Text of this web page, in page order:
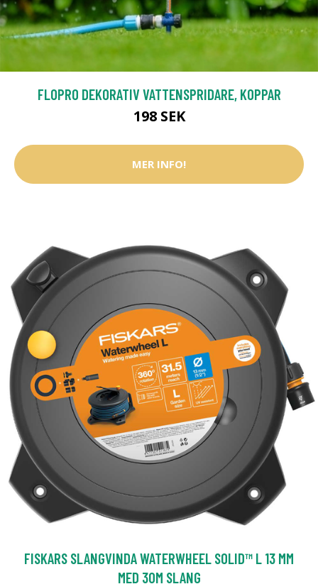
FLOPRO DEKORATIV VATTENSPRIDARE, KOPPAR
198 SEK
MER INFO!
FISKARS SLANGVINDA WATERWHEEL SOLID™ L 13 MM
MED 30M SLANG